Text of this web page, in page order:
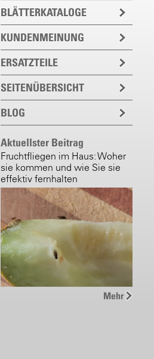
BLÄTTERKATALOGE
KUNDENMEINUNG
ERSATZTEILE
SEITENÜBERSICHT
BLOG
Aktuellster Beitrag
Fruchtfliegen im Haus: Woher
sie kommen und wie Sie sie
effektiv fernhalten
Mehr